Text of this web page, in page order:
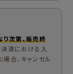
り次第、販売終
決済における入
合、キャンセル